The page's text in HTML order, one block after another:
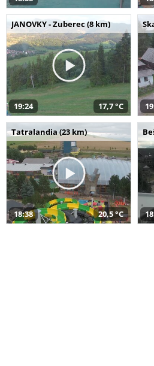
JANOVKY - Zuberec (8 km)
19:24 17,7 °C
Tatralandia (23 km)
18:38 20,5 °C